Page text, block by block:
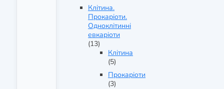
Клітина.
Прокаріоти.
Одноклітинні
евкаріоти
(13)
Клітина
(5)
Прокаріоти
(3)